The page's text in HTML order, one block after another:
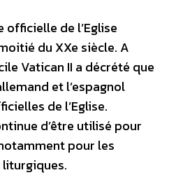
de l’Eglise
du XXe siècle. A
Vatican II a décrété que
et l’espagnol
de l’Eglise.
d’être utilisé pour
pour les